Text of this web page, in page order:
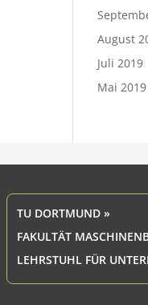
August
Juli 2019
Mai 2019
TU DORTMUND »
FAKULTÄT
LEHRSTUHL FÜR